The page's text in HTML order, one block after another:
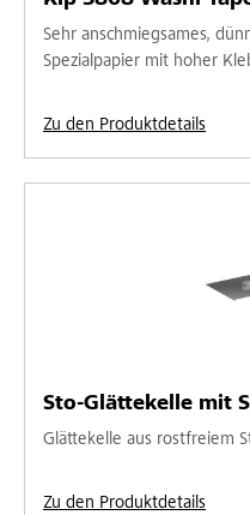
Sehr anschmiegsames,
Spezialpapier mit hoher
Zu den Produktdetails
Sto-Glättekelle mit
Glättekelle aus rostfreiem
Zu den Produktdetails